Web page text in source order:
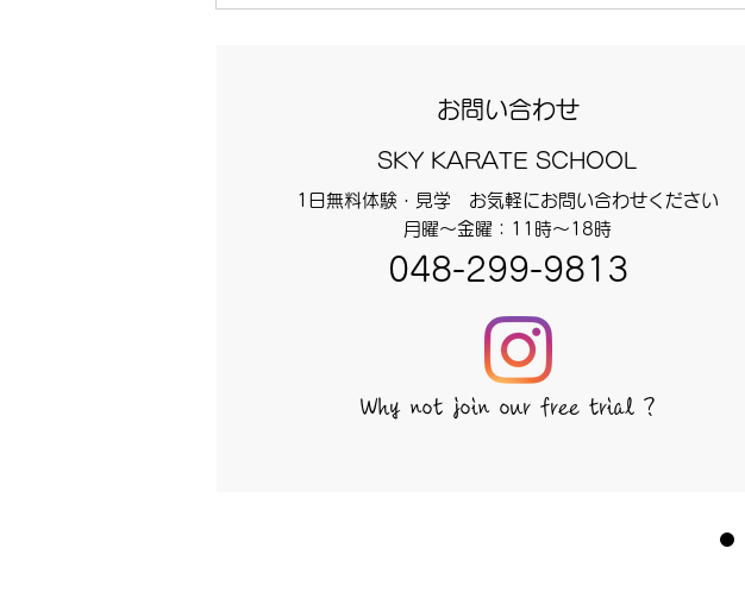
お問い合わせ
SKY KARATE SCHOOL
1日無料体験・見学 お気軽にお問い合わせください
月曜～金曜：11時～18時
048-299-9813
Why not join our free trial ?